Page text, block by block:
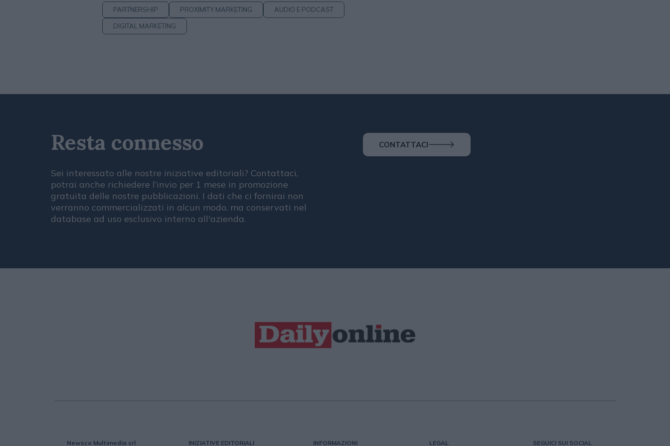
PARTNERSHIP PROXIMITY MARKETING AUDIO E PODCAST
DIGITAL MARKETING
Resta connesso
Sei interessato alle nostre iniziative editoriali? Contattaci,
potrai anche richiedere l’invio per 1 mese in promozione
gratuita delle nostre pubblicazioni. I dati che ci fornirai non
verranno commercializzati in alcun modo, ma conservati nel
database ad uso esclusivo interno all'azienda.
CONTATTACI
Newsco Multimedia srl
INIZIATIVE EDITORIALI
INFORMAZIONI
LEGAL
SEGUICI SUI SOCIAL